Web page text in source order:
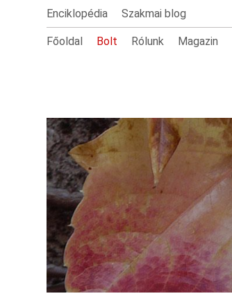
Enciklopédia Szakmai blog
Főoldal Bolt Rólunk Magazin